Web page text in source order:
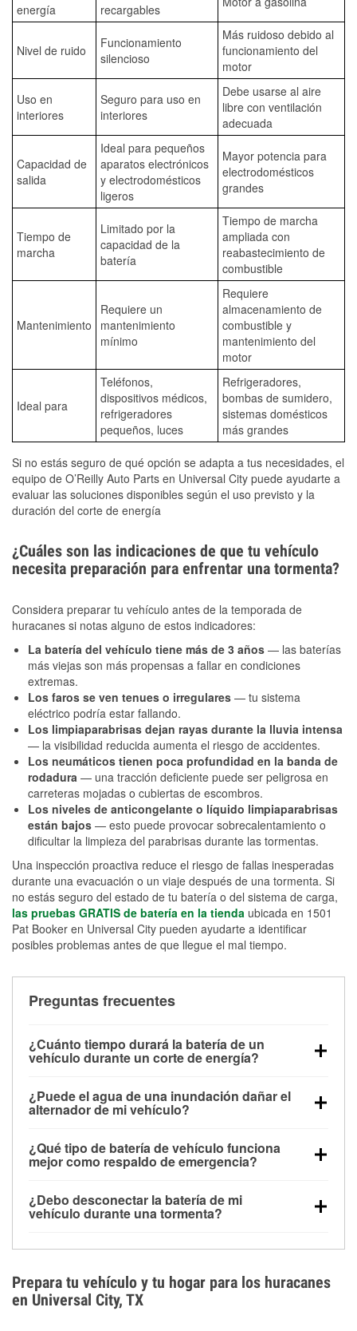
energía
recargables
Nivel de ruido
Funcionamiento
silencioso
Más ruidoso debido al
funcionamiento del
motor
Uso en
interiores
Seguro para uso en
interiores
Debe usarse al aire
libre con ventilación
adecuada
Capacidad de
salida
Ideal para pequeños
aparatos electrónicos
y electrodomésticos
ligeros
Mayor potencia para
electrodomésticos
grandes
Tiempo de
marcha
Limitado por la
capacidad de la
batería
Tiempo de marcha
ampliada con
reabastecimiento de
combustible
Mantenimiento
Requiere un
mantenimiento
mínimo
Requiere
almacenamiento de
combustible y
mantenimiento del
motor
Ideal para
Teléfonos,
dispositivos médicos,
refrigeradores
pequeños, luces
Refrigeradores,
bombas de sumidero,
sistemas domésticos
más grandes
Si no estás seguro de qué opción se adapta a tus necesidades, el
equipo de O’Reilly Auto Parts en Universal City puede ayudarte a
evaluar las soluciones disponibles según el uso previsto y la
duración del corte de energía
¿Cuáles son las indicaciones de que tu vehículo
necesita preparación para enfrentar una tormenta?
Considera preparar tu vehículo antes de la temporada de
huracanes si notas alguno de estos indicadores:
La batería del vehículo tiene más de 3 años — las baterías
más viejas son más propensas a fallar en condiciones
extremas.
Los faros se ven tenues o irregulares — tu sistema
eléctrico podría estar fallando.
Los limpiaparabrisas dejan rayas durante la lluvia intensa
— la visibilidad reducida aumenta el riesgo de accidentes.
Los neumáticos tienen poca profundidad en la banda de
rodadura — una tracción deficiente puede ser peligrosa en
carreteras mojadas o cubiertas de escombros.
Los niveles de anticongelante o líquido limpiaparabrisas
están bajos — esto puede provocar sobrecalentamiento o
dificultar la limpieza del parabrisas durante las tormentas.
Una inspección proactiva reduce el riesgo de fallas inesperadas
durante una evacuación o un viaje después de una tormenta. Si
no estás seguro del estado de tu batería o del sistema de carga,
las pruebas GRATIS de batería en la tienda ubicada en 1501
Pat Booker en Universal City pueden ayudarte a identificar
posibles problemas antes de que llegue el mal tiempo.
Preguntas frecuentes
¿Cuánto tiempo durará la batería de un
vehículo durante un corte de energía?
alimentar pequeños accesorios durante un tiempo
limitado, pero el uso repetido sin conducir el vehículo
contar con un equipo de carga de respaldo para
cortes prolongados.
¿Puede el agua de una inundación dañar el
alternador de mi vehículo?
parte baja del compartimento del motor y pueden
dañarse si se sumergen, lo que puede provocar una
días después de la exposición.
¿Qué tipo de batería de vehículo funciona
mejor como respaldo de emergencia?
para aplicaciones de ciclo profundo porque son
selladas, resistentes a las vibraciones y más
¿Debo desconectar la batería de mi
vehículo durante una tormenta?
los daños por inundación. Evitar el agua estancada y
preparar opciones de carga de respaldo son
medidas de protección más efectivas.
Prepara tu vehículo y tu hogar para los huracanes
en Universal City, TX